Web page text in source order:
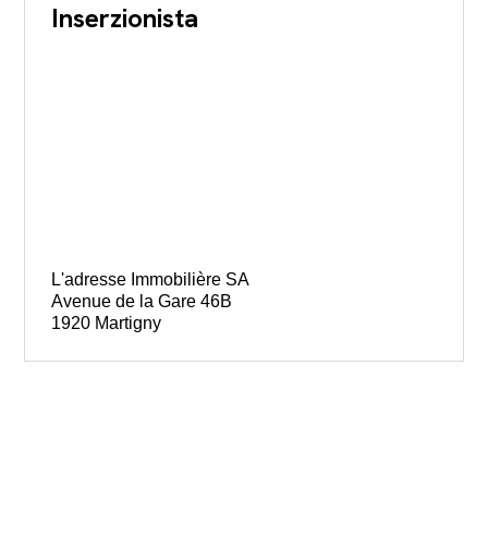
Inserzionista
L'adresse Immobilière SA
Avenue de la Gare 46B
1920 Martigny